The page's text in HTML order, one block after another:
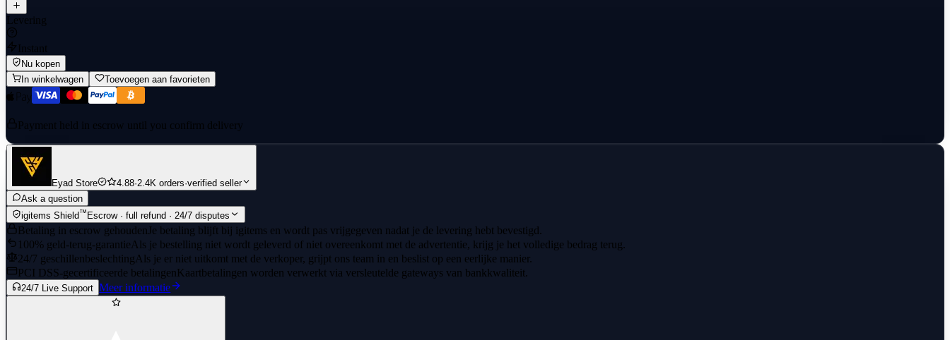
Levering
Instant
Nu kopen
In winkelwagen
Toevoegen aan favorieten
Payment held in escrow until you confirm delivery
Eyad Store 4.88·2.4K orders·verified seller
Ask a question
igitems Shield™ Escrow · full refund · 24/7 disputes
Betaling in escrow gehouden Je betaling blijft bij igitems en wordt pas vrijgegeven nadat je de levering hebt bevestigd.
100% geld-terug-garantieAls je bestelling niet wordt geleverd of niet overeenkomt met de advertentie, krijg je het volledige bedrag terug.
24/7 geschillenbeslechtingAls je er niet uitkomt met de verkoper, grijpt ons team in en beslist op een eerlijke manier.
PCI DSS-gecertificeerde betalingenKaartbetalingen worden verwerkt via versleutelde gateways van bankkwaliteit.
24/7 Live Support Meer informatie